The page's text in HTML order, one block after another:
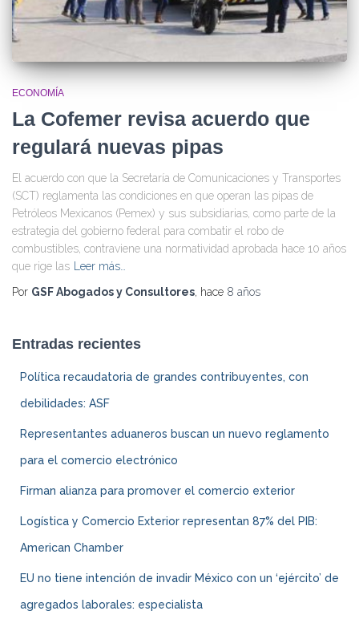
ECONOMÍA
La Cofemer revisa acuerdo que
regulará nuevas pipas
El acuerdo con que la Secretaría de Comunicaciones y Transportes
(SCT) reglamenta las condiciones en que operan las pipas de
Petróleos Mexicanos (Pemex) y sus subsidiarias, como parte de la
estrategia del gobierno federal para combatir el robo de
combustibles, contraviene una normatividad aprobada hace 10 años
que rige las
Leer más…
Por GSF Abogados y Consultores, hace 8 años
Entradas recientes
Política recaudatoria de grandes contribuyentes, con
debilidades: ASF
Representantes aduaneros buscan un nuevo reglamento
para el comercio electrónico
Firman alianza para promover el comercio exterior
Logística y Comercio Exterior representan 87% del PIB:
American Chamber
EU no tiene intención de invadir México con un ‘ejército’ de
agregados laborales: especialista